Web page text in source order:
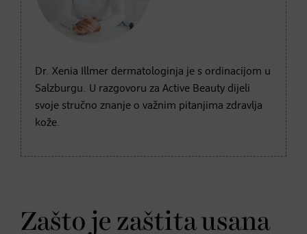
Dr. Xenia Illmer dermatologinja je s ordinacijom u
Salzburgu. U razgovoru za Active Beauty dijeli
svoje stručno znanje o važnim pitanjima zdravlja
kože.
Zašto je zaštita usana